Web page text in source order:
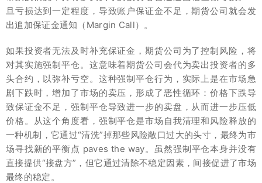
旦亏损达到一定程度，导致账户保证金不足，期货公司就会发
出追加保证金通知（Margin Call）。
如果投资者无法及时补充保证金，期货公司为了控制风险，将
对其实施强制平仓。这意味着期货公司会代为卖出投资者的多
头合约，以弥补亏空。这种强制平仓行为，实际上是在市场急
剧下跌时，增加了市场的卖压，形成了恶性循环：价格下跌导
致保证金不足，强制平仓导致进一步的卖盘，从而进一步压低
价格。从这个角度看，强制平仓是市场自我清理和风险释放的
一种机制，它通过“清洗”掉那些风险敞口过大的头寸，最终为市
场寻找新的平衡点 paves the way。虽然强制平仓本身并没有
直接提供“接盘方”，但它通过清除不稳定因素，间接促进了市场
最终的稳定。